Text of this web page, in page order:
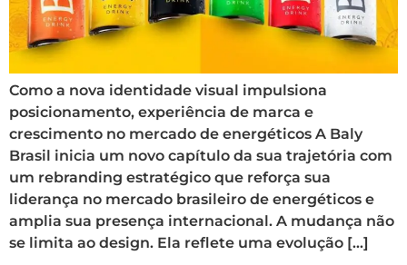
Como a nova identidade visual impulsiona
posicionamento, experiência de marca e
crescimento no mercado de energéticos A Baly
Brasil inicia um novo capítulo da sua trajetória com
um rebranding estratégico que reforça sua
liderança no mercado brasileiro de energéticos e
amplia sua presença internacional. A mudança não
se limita ao design. Ela reflete uma evolução […]